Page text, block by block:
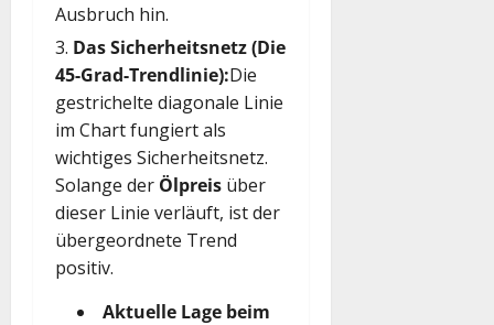
Ausbruch hin.
Das Sicherheitsnetz (Die
45-Grad-Trendlinie):Die
gestrichelte diagonale Linie
im Chart fungiert als
wichtiges Sicherheitsnetz.
Solange der Ölpreis über
dieser Linie verläuft, ist der
übergeordnete Trend
positiv.
Aktuelle Lage beim